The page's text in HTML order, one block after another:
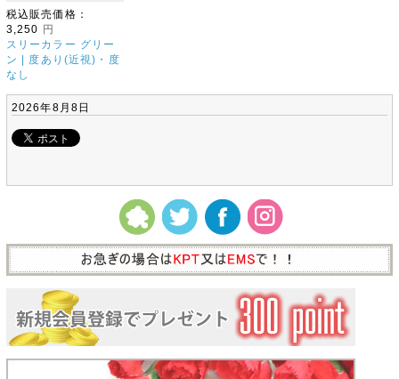
税込販売価格：
3,250
円
スリーカラー グリー
ン | 度あり(近視)・度
なし
2026年8月8日